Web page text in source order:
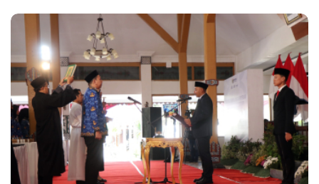
berbudaya.
Momentum Harlah ke-20 PPDI menegaskan bahwa
kemajuan daerah berawal dari desa yang dikelola secara
profesional, berintegritas, dan berorientasi pada kepentingan
masyarakat.
Telah Dilihat :
5
Sumber